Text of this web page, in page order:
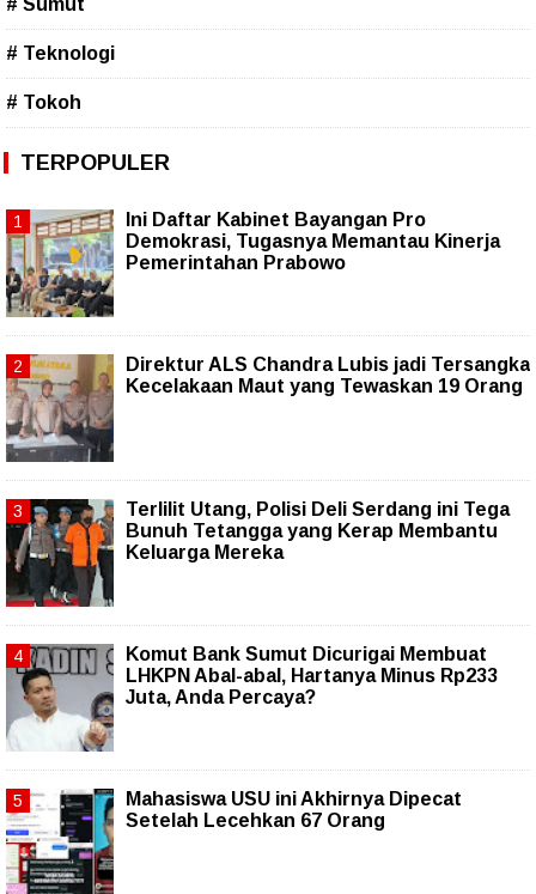
# Sumut
# Teknologi
# Tokoh
TERPOPULER
Ini Daftar Kabinet Bayangan Pro
Demokrasi, Tugasnya Memantau Kinerja
Pemerintahan Prabowo
Direktur ALS Chandra Lubis jadi Tersangka
Kecelakaan Maut yang Tewaskan 19 Orang
Terlilit Utang, Polisi Deli Serdang ini Tega
Bunuh Tetangga yang Kerap Membantu
Keluarga Mereka
Komut Bank Sumut Dicurigai Membuat
LHKPN Abal-abal, Hartanya Minus Rp233
Juta, Anda Percaya?
Mahasiswa USU ini Akhirnya Dipecat
Setelah Lecehkan 67 Orang